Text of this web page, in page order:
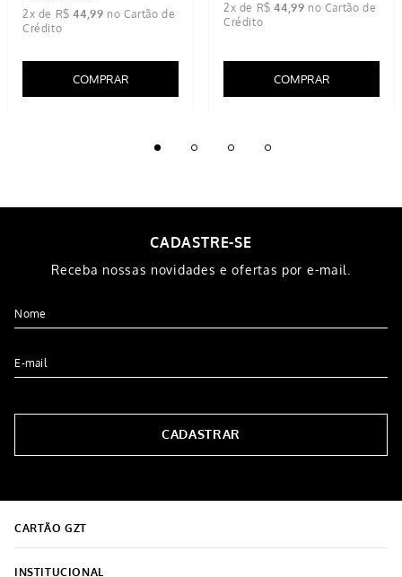
2x de R$ 44,99
COMPRAR
2x de R$ 44,99
COMPRAR
CADASTRE-SE
Receba nossas novidades e ofertas por e-mail.
CADASTRAR
CARTÃO GZT
INSTITUCIONAL